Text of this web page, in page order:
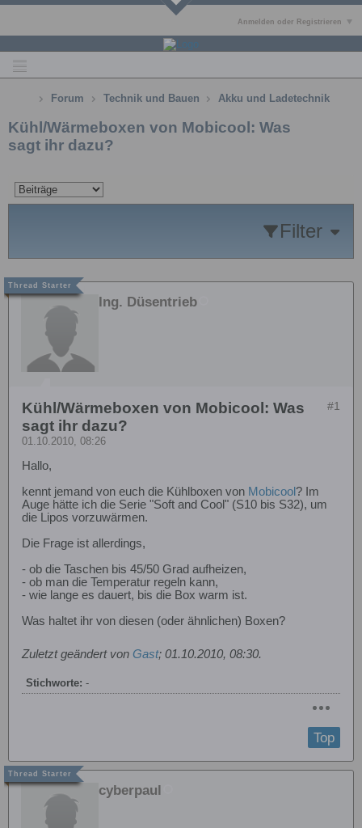
Anmelden oder Registrieren
Forum Technik und Bauen Akku und Ladetechnik
Kühl/Wärmeboxen von Mobicool: Was
sagt ihr dazu?
Filter
Ing. Düsentrieb
#1
Kühl/Wärmeboxen von Mobicool: Was
sagt ihr dazu?
01.10.2010, 08:26
Hallo,
kennt jemand von euch die Kühlboxen von Mobicool? Im
Auge hätte ich die Serie "Soft and Cool" (S10 bis S32), um
die Lipos vorzuwärmen.
Die Frage ist allerdings,
- ob die Taschen bis 45/50 Grad aufheizen,
- ob man die Temperatur regeln kann,
- wie lange es dauert, bis die Box warm ist.
Was haltet ihr von diesen (oder ähnlichen) Boxen?
Zuletzt geändert von Gast; 01.10.2010, 08:30.
Stichworte: -
Top
cyberpaul